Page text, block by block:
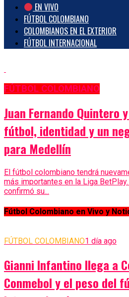
EN VIVO
FÚTBOL COLOMBIANO
COLOMBIANOS EN EL EXTERIOR
FÚTBOL INTERNACIONAL
FÚTBOL COLOMBIANO
Juan Fernando Quintero
fútbol, identidad y un
para Medellín
El fútbol colombiano tendrá
más importantes en la Liga
confirmó su...
Fútbol Colombiano en Vivo y
FÚTBOL COLOMBIANO1 día ago
Gianni Infantino llega a
Conmebol y el peso del